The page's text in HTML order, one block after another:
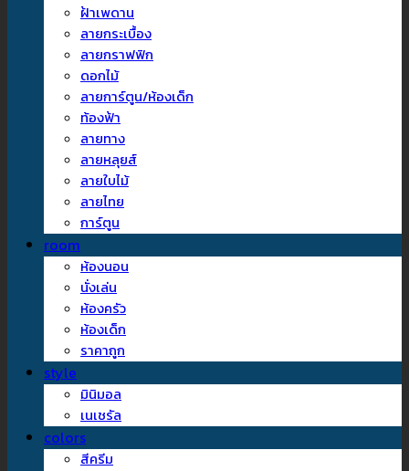
ฝ้าเพดาน
ลายกระเบื้อง
ลายกราฟฟิก
ดอกไม้
ลายการ์ตูน/ห้องเด็ก
ท้องฟ้า
ลายทาง
ลายหลุยส์
ลายใบไม้
ลายไทย
การ์ตูน
room
ห้องนอน
นั่งเล่น
ห้องครัว
ห้องเด็ก
ราคาถูก
style
มินิมอล
เนเชรัล
colors
สีครีม